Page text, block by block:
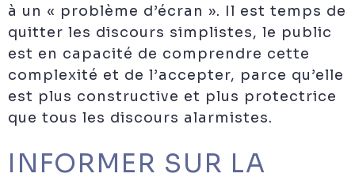
à un « problème d’écran ». Il est temps de
quitter les discours simplistes, le public
est en capacité de comprendre cette
complexité et de l’accepter, parce qu’elle
est plus constructive et plus protectrice
que tous les discours alarmistes.
INFORMER SUR LA